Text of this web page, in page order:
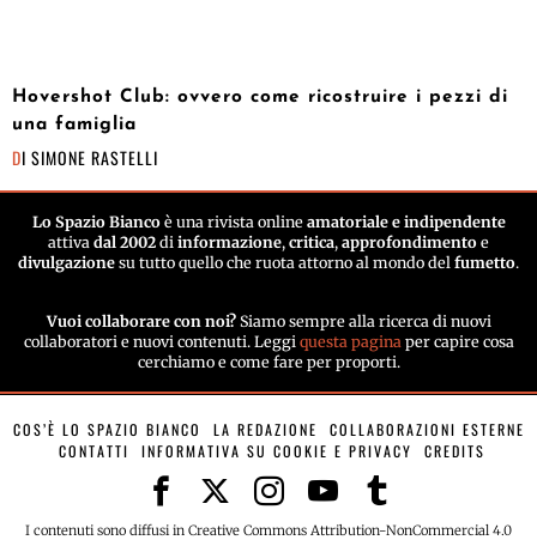
Hovershot Club: ovvero come ricostruire i pezzi di
una famiglia
DI SIMONE RASTELLI
Lo Spazio Biancoè una rivista online amatoriale e indipendente
attiva dal 2002 di informazione, critica, approfondimento e
divulgazione su tutto quello che ruota attorno al mondo del fumetto.
Vuoi collaborare con noi? Siamo sempre alla ricerca di nuovi
collaboratori e nuovi contenuti. Leggi questa pagina per capire cosa
cerchiamo e come fare per proporti.
COS’È LO SPAZIO BIANCO LA REDAZIONE
COLLABORAZIONI ESTERNE
CONTATTI
INFORMATIVA SU COOKIE E PRIVACY CREDITS
I contenuti sono diffusi in Creative Commons Attribution-NonCommercial 4.0